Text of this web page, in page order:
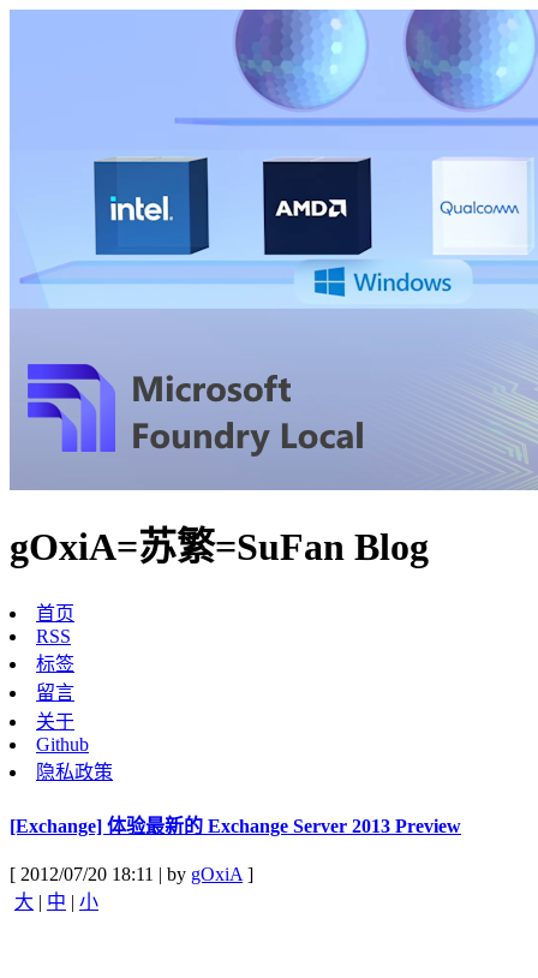
gOxiA=苏繁=SuFan Blog
首页
RSS
标签
留言
关于
Github
隐私政策
[Exchange] 体验最新的 Exchange Server 2013 Preview
[ 2012/07/20 18:11 | by gOxiA]
大 | 中 | 小